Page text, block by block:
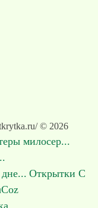
© 2026
милосер...
Открытки С